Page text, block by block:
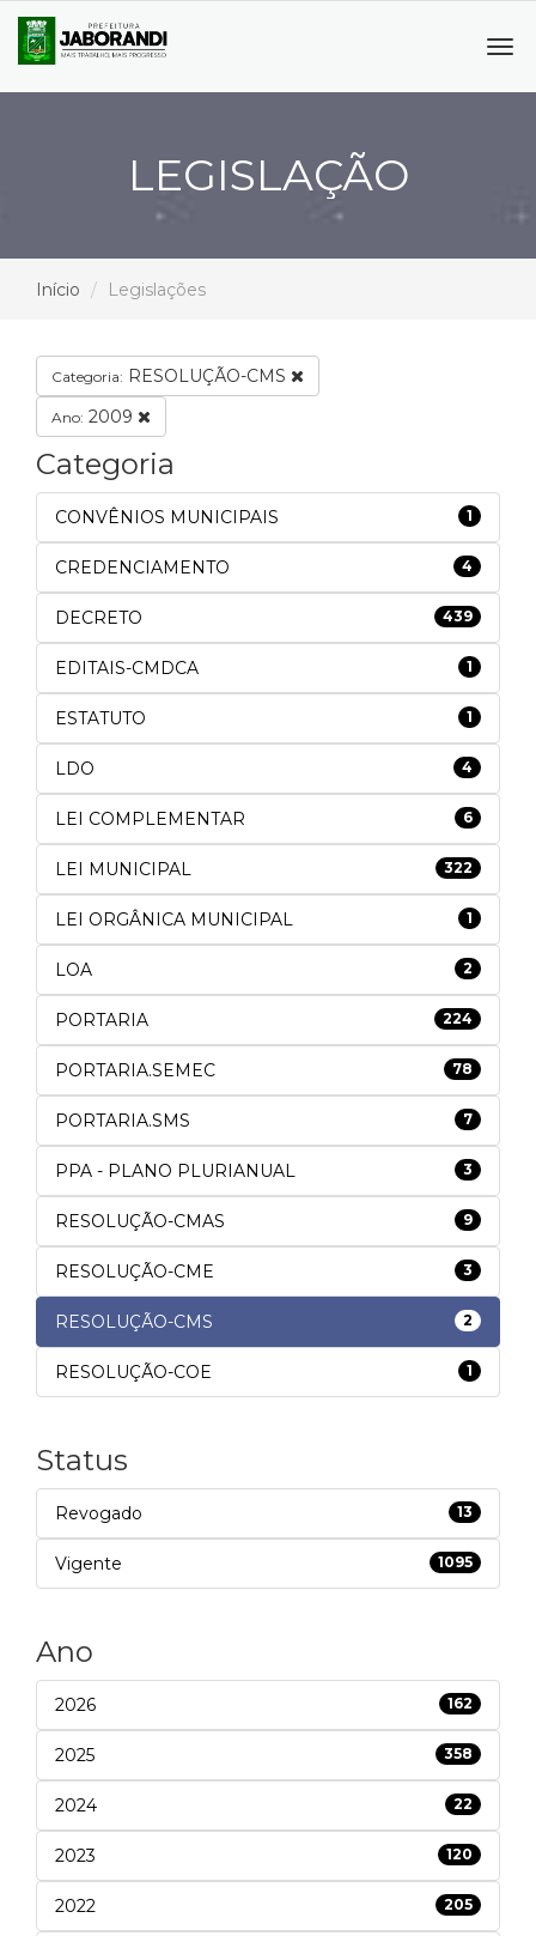
LEGISLAÇÃO
Início Legislações
Categoria: RESOLUÇÃO-CMS
Ano: 2009
Categoria
CONVÊNIOS MUNICIPAIS 1
CREDENCIAMENTO 4
DECRETO 439
EDITAIS-CMDCA 1
ESTATUTO 1
LDO 4
LEI COMPLEMENTAR 6
LEI MUNICIPAL 322
LEI ORGÂNICA MUNICIPAL 1
LOA 2
PORTARIA 224
PORTARIA.SEMEC 78
PORTARIA.SMS 7
PPA - PLANO PLURIANUAL 3
RESOLUÇÃO-CMAS 9
RESOLUÇÃO-CME 3
RESOLUÇÃO-CMS 2
RESOLUÇÃO-COE 1
Status
Revogado 13
Vigente 1095
Ano
2026 162
2025 358
2024 22
2023 120
2022 205